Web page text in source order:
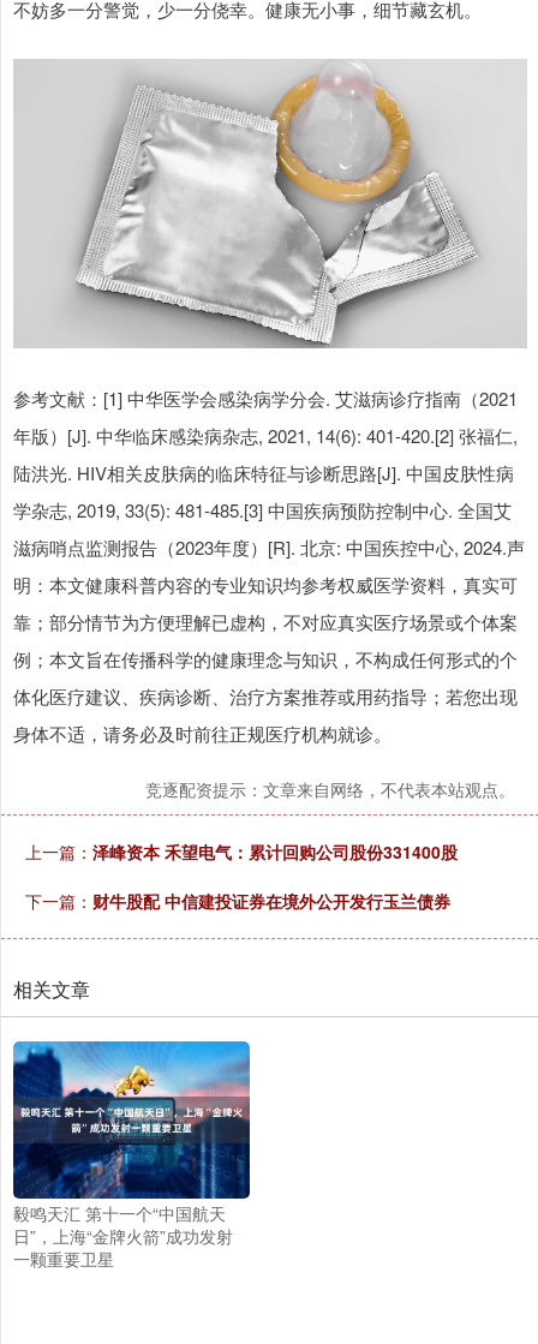
不妨多一分警觉，少一分侥幸。健康无小事，细节藏玄机。
参考文献：[1] 中华医学会感染病学分会. 艾滋病诊疗指南（2021
年版）[J]. 中华临床感染病杂志, 2021, 14(6): 401-420.[2] 张福仁,
陆洪光. HIV相关皮肤病的临床特征与诊断思路[J]. 中国皮肤性病
学杂志, 2019, 33(5): 481-485.[3] 中国疾病预防控制中心. 全国艾
滋病哨点监测报告（2023年度）[R]. 北京: 中国疾控中心, 2024.声
明：本文健康科普内容的专业知识均参考权威医学资料，真实可
靠；部分情节为方便理解已虚构，不对应真实医疗场景或个体案
例；本文旨在传播科学的健康理念与知识，不构成任何形式的个
体化医疗建议、疾病诊断、治疗方案推荐或用药指导；若您出现
身体不适，请务必及时前往正规医疗机构就诊。
竞逐配资提示：文章来自网络，不代表本站观点。
上一篇： 泽峰资本 禾望电气：累计回购公司股份331400股
下一篇： 财牛股配 中信建投证券在境外公开发行玉兰债券
相关文章
毅鸣天汇 第十一个“中国航天
日”，上海“金牌火箭”成功发射
一颗重要卫星